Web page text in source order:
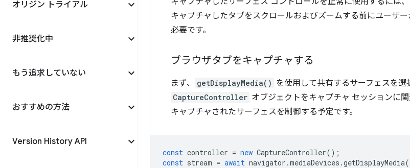
オリジン トライアル
非推奨化中
もう追求していない
おすすめの方法
Version History API
キャプチャしたタブをスクロールおよびズームする前にユーザ
必要です。
ブラウザタブをキャプチャする
まず、 getDisplayMedia() を使用して共有するサーフェスを
CaptureController オブジェクトをキャプチャ セッションに
キャプチャされたサーフェスを制御する予定です。
const controller = new CaptureController();
const stream = await navigator .mediaDevices .getDisplayMedia